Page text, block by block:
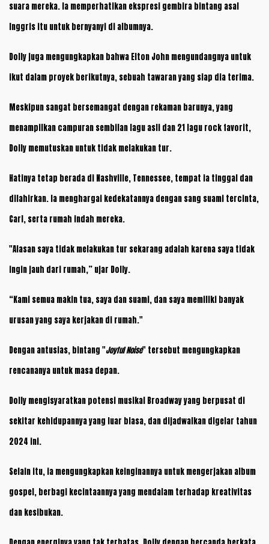
suara mereka. Ia memperhatikan ekspresi gembira bintang asal
Inggris itu untuk bernyanyi di albumnya.
Dolly juga mengungkapkan bahwa Elton John mengundangnya untuk
ikut dalam proyek berikutnya, sebuah tawaran yang siap dia terima.
Meskipun sangat bersemangat dengan rekaman barunya, yang
menampilkan campuran sembilan lagu asli dan 21 lagu rock favorit,
Dolly memutuskan untuk tidak melakukan tur.
Hatinya tetap berada di Nashville, Tennessee, tempat ia tinggal dan
dilahirkan. Ia menghargai kedekatannya dengan sang suami tercinta,
Carl, serta rumah indah mereka.
"Alasan saya tidak melakukan tur sekarang adalah karena saya tidak
ingin jauh dari rumah,” ujar Dolly.
“Kami semua makin tua, saya dan suami, dan saya memiliki banyak
urusan yang saya kerjakan di rumah."
Dengan antusias, bintang "Joyful Noise" tersebut mengungkapkan
rencananya untuk masa depan.
Dolly mengisyaratkan potensi musikal Broadway yang berpusat di
sekitar kehidupannya yang luar biasa, dan dijadwalkan digelar tahun
2024 ini.
Selain itu, ia mengungkapkan keinginannya untuk mengerjakan album
gospel, berbagi kecintaannya yang mendalam terhadap kreativitas
dan kesibukan.